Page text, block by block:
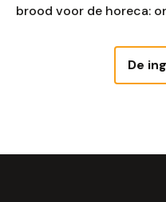
brood voor de horeca:
De